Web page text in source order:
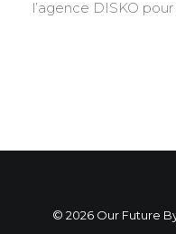
l’agence DISKO pour
© 2026 Our Future